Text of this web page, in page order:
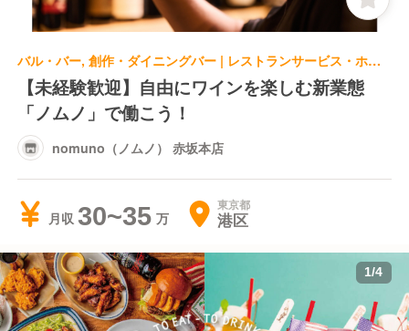
バル・バー, 創作・ダイニングバー | レストランサービス・ホールスタッフ | nomuno（ノムノ） 赤坂本店
【未経験歓迎】自由にワインを楽しむ新業態
「ノムノ」で働こう！
nomuno（ノムノ） 赤坂本店
月収 30~35 東京都
港区
1/4